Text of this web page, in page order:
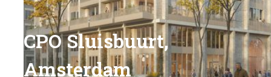
CPO Sluisbuurt,
Amsterdam